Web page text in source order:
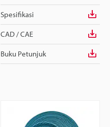
Spesifikasi
CAD / CAE
Buku Petunjuk